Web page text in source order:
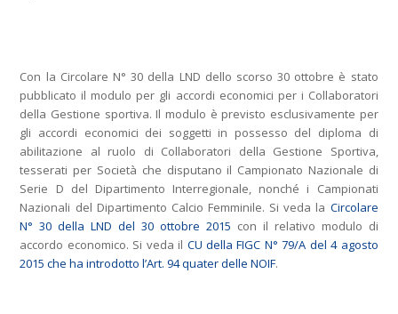
Con la Circolare N° 30 della LND dello scorso 30 ottobre è stato
pubblicato il modulo per gli accordi economici per i Collaboratori
della Gestione sportiva. Il modulo è previsto esclusivamente per
gli accordi economici dei soggetti in possesso del diploma di
abilitazione al ruolo di Collaboratori della Gestione Sportiva,
tesserati per Società che disputano il Campionato Nazionale di
Serie D del Dipartimento Interregionale, nonché i Campionati
Nazionali del Dipartimento Calcio Femminile. Si veda la Circolare
N° 30 della LND del 30 ottobre 2015 con il relativo modulo di
accordo economico. Si veda il CU della FIGC N° 79/A del 4 agosto
2015 che ha introdotto l’Art. 94 quater delle NOIF.